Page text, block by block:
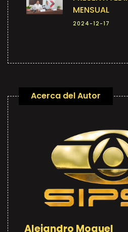
MENSUAL
2024-12-17
Acerca del Autor
Alejandro Moguel